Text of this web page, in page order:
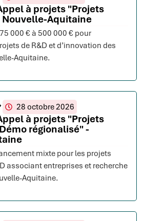
à projets "Projets
Aquitaine
000 € à 500 000 € pour
de R&D et d’innovation des
Aquitaine.
28 octobre 2026
à projets "Projets
régionalisé" -
mixte pour les projets
associant entreprises et recherche
Aquitaine.